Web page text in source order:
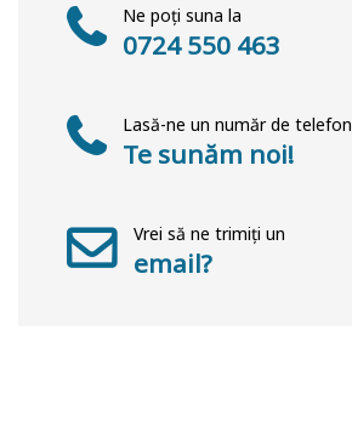
Ne poți suna la
0724 550 463
Lasă-ne un număr de telefon
Te sunăm noi!
Vrei să ne trimiți un
email?